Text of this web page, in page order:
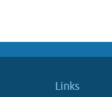
Links